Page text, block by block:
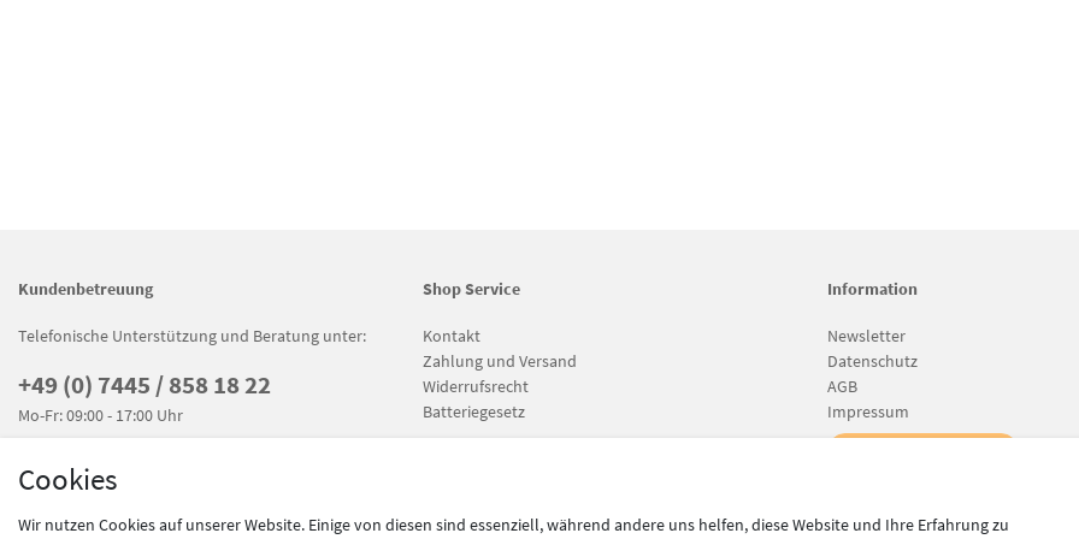
Kundenbetreuung
Telefonische Unterstützung und Beratung unter:
+49 (0) 7445 / 858 18 22
Mo-Fr: 09:00 - 17:00 Uhr
Shop Service
Kontakt
Zahlung und Versand
Widerrufsrecht
Batteriegesetz
Information
Newsletter
Datenschutz
AGB
Impressum
Cookies
Wir nutzen Cookies auf unserer Website. Einige von diesen sind essenziell, während andere uns helfen, diese Website und Ihre Erfahrung zu